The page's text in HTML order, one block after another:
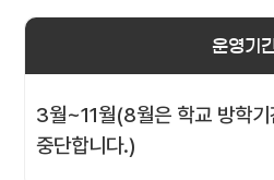
운영기
3월~11월(8월은 학교 방학기
중단합니다.)